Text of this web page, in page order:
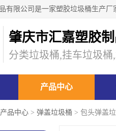
肇庆市汇嘉塑胶
分类垃圾桶,挂车垃圾桶
产品中心
产品中心 > 弹盖垃圾桶 > 包头弹盖